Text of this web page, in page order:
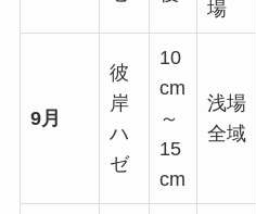
場
9月
彼
岸
ハ
ゼ
10
cm
～
15
cm
浅場
全域